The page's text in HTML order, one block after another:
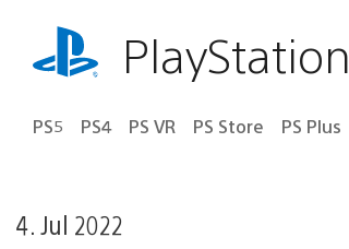
playstation.comPlayStation
PS5 PS4 PS VR PS Store PS Plus
4. Jul 2022